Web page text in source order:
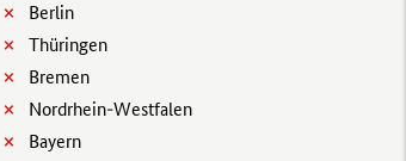
Berlin
Thüringen
Bremen
Nordrhein-Westfalen
Bayern